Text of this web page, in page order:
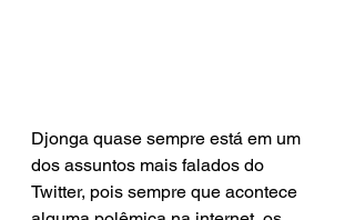
Djonga quase sempre está em um
dos assuntos mais falados do
Twitter, pois sempre que acontece